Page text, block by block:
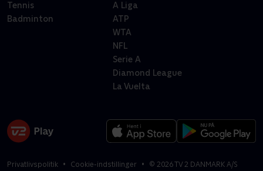
Tennis
Badminton
A Liga
ATP
WTA
NFL
Serie A
Diamond League
La Vuelta
Privatlivspolitik Cookie-indstillinger © 2026TV 2 DANMARK A/S